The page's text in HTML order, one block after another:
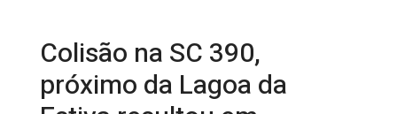
Colisão na SC 390,
próximo da Lagoa da